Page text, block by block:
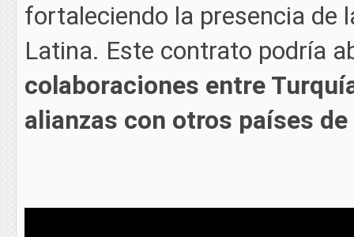
fortaleciendo la presencia de
Latina. Este contrato podría
colaboraciones entre
alianzas con otros países